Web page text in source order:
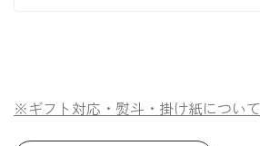
※ギフト対応・熨斗・掛け紙について